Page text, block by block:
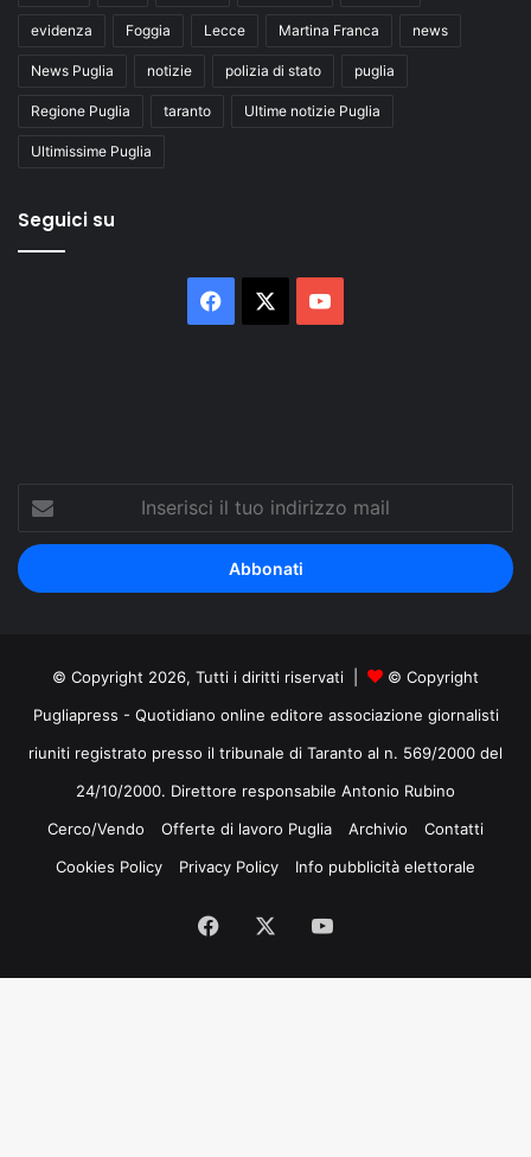
evidenza Foggia Lecce Martina Franca news
News Puglia notizie polizia di stato puglia
Regione Puglia taranto Ultime notizie Puglia
Ultimissime Puglia
Seguici su
Facebook
tuo
indirizzo
mail
© Copyright 2026, Tutti i diritti riservati |
© Copyright
Pugliapress - Quotidiano online editore associazione giornalisti
riuniti registrato presso il tribunale di Taranto al n. 569/2000 del
24/10/2000. Direttore responsabile Antonio Rubino
Cerco/Vendo
Offerte di lavoro Puglia Archivio
Contatti
Cookies Policy
Privacy Policy Info pubblicità elettorale
Facebook
Tube